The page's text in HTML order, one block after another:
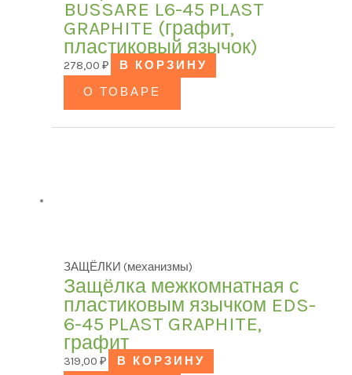
BUSSARE L6-45 PLAST
GRAPHITE (графит,
пластиковый язычок)
278,00 ₽
В КОРЗИНУ
О ТОВАРЕ
ЗАЩЁЛКИ (механизмы)
Защёлка межкомнатная с
пластиковым язычком EDS-
6-45 PLAST GRAPHITE,
графит
319,00 ₽
В КОРЗИНУ